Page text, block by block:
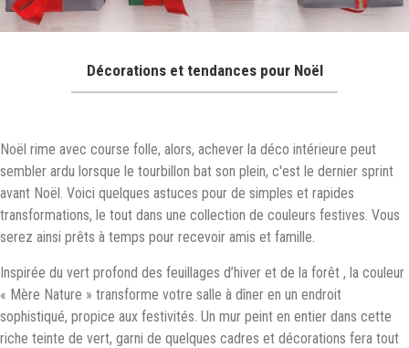
Décorations et tendances pour Noël
Noël rime avec course folle, alors, achever la déco intérieure peut
sembler ardu lorsque le tourbillon bat son plein, c'est le dernier sprint
avant Noël. Voici quelques astuces pour de simples et rapides
transformations, le tout dans une collection de couleurs festives. Vous
serez ainsi prêts à temps pour recevoir amis et famille.
Inspirée du vert profond des feuillages d’hiver et de la forêt , la couleur
« Mère Nature » transforme votre salle à dîner en un endroit
sophistiqué, propice aux festivités. Un mur peint en entier dans cette
riche teinte de vert, garni de quelques cadres et décorations fera tout